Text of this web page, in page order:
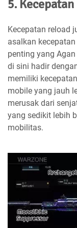
5.
Kecepatan reload
asalkan
penting yang
di sini hadir
memiliki
mobile yang jauh
merusak dari
yang sedikit lebih
mobilitas.